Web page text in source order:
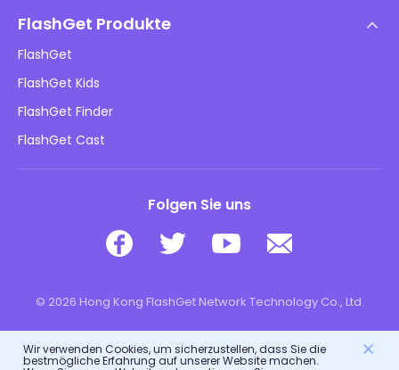
DMCA-Richtlinie
Datenschutzrichtlinie
Werberichtlinien
Verkaufen Sie nicht meine Informationen
Blog
Online-Sicherheit für Kinder
Herunterladen
FlashGet Produkte
FlashGet
FlashGet Kids
FlashGet Finder
FlashGet Cast
Folgen Sie uns
© 2026 Hong Kong FlashGet Network Technology Co., Ltd.
Wir verwenden Cookies, um sicherzustellen, dass Sie die
bestmögliche Erfahrung auf unserer Website machen.